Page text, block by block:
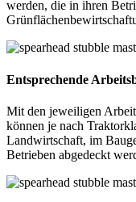
werden, die in ihren
Entsprechende
Mit den jeweiligen
können je nach
Landwirtschaft, im
Betrieben abgedeckt